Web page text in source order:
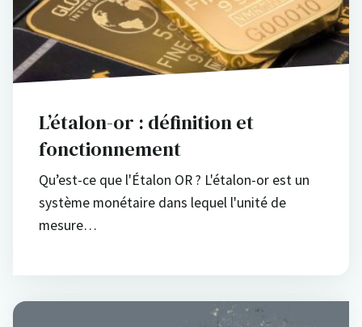
L’étalon-or : définition et
fonctionnement
Qu’est-ce que l'Étalon OR ? L'étalon-or est un
système monétaire dans lequel l'unité de
mesure…